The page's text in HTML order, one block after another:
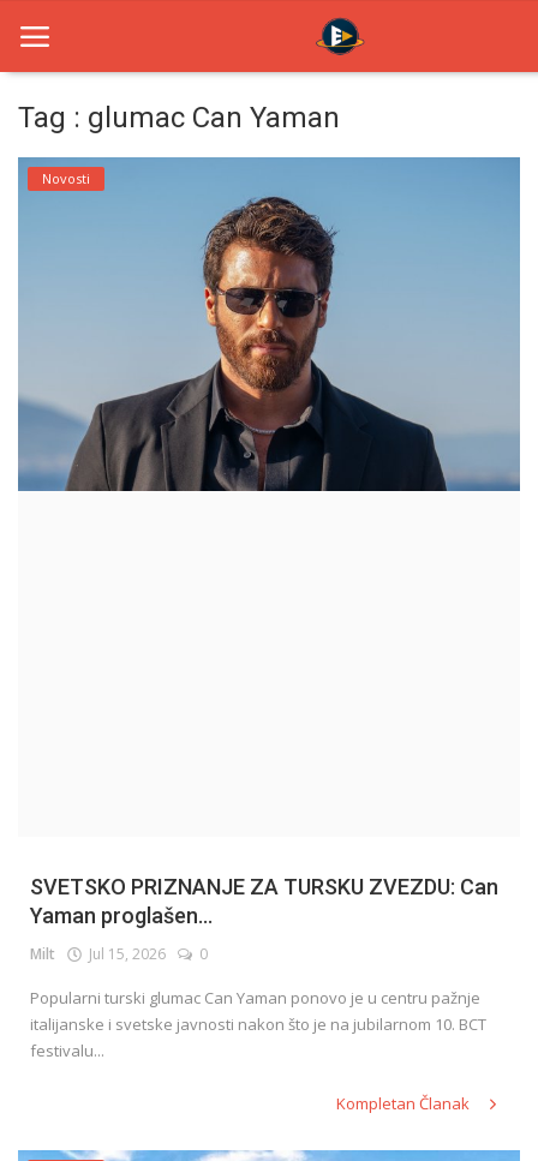
Home
Contact
Login
Tag : glumac Can Yaman
Novosti
SVETSKO PRIZNANJE ZA TURSKU ZVEZDU: Can
Yaman proglašen...
Milt Jul 15, 2026 0
Popularni turski glumac Can Yaman ponovo je u centru pažnje
italijanske i svetske javnosti nakon što je na jubilarnom 10. BCT
festivalu...
Kompletan Članak